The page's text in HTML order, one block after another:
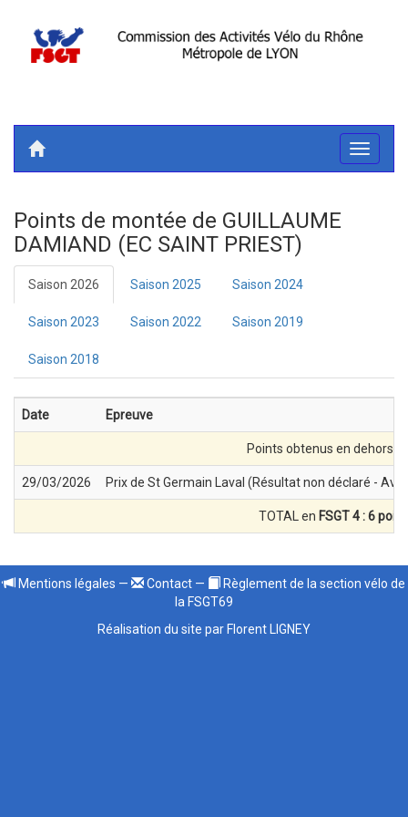
Toggle
Points de montée de GUILLAUME
DAMIAND (EC SAINT PRIEST)
Saison 2026 Saison 2025 Saison 2024
Saison 2023 Saison 2022 Saison 2019
Saison 2018
Date Epreuve
Points obtenus en dehors
29/03/2026 Prix de St Germain Laval (Résultat non déclaré -
TOTAL en FSGT 4 : 6
Mentions légales — Contact —
Règlement de la section vélo de
la FSGT69
Réalisation du site par Florent LIGNEY